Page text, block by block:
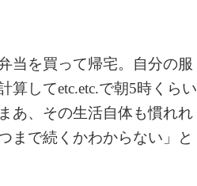
当を買って帰宅。自分の服
算してetc.etc.で朝5時くらい
あ、その生活自体も慣れれ
まで続くかわからない」と